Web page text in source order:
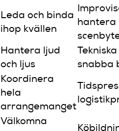
Leda och binda
ihop kvällen
hantera
Hantera ljud
och ljus
snabba
Koordinera
hela
arrangemanget
Välkomna